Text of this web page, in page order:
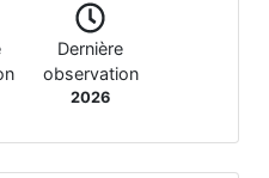
Dernière
observation
2026